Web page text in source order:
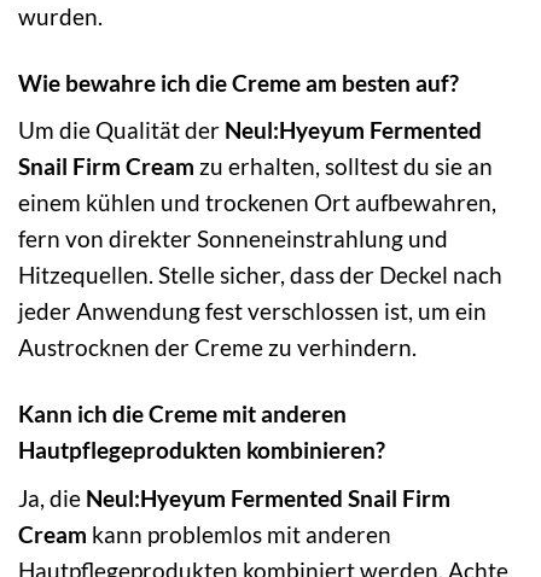
wurden.
Wie bewahre ich die Creme am besten auf?
Um die Qualität der Neul:Hyeyum Fermented
Snail Firm Cream zu erhalten, solltest du sie an
einem kühlen und trockenen Ort aufbewahren,
fern von direkter Sonneneinstrahlung und
Hitzequellen. Stelle sicher, dass der Deckel nach
jeder Anwendung fest verschlossen ist, um ein
Austrocknen der Creme zu verhindern.
Kann ich die Creme mit anderen
Hautpflegeprodukten kombinieren?
Ja, die Neul:Hyeyum Fermented Snail Firm
Cream kann problemlos mit anderen
Hautpflegeprodukten kombiniert werden. Achte